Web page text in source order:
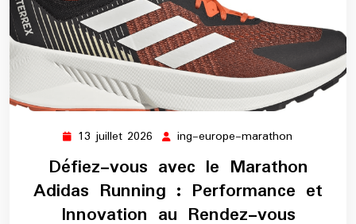
13 juillet 2026 13
2026
ing-europe-marathon
marathon
Défiez-vous avec le Marathon
Adidas Running : Performance et
Innovation au Rendez-vous